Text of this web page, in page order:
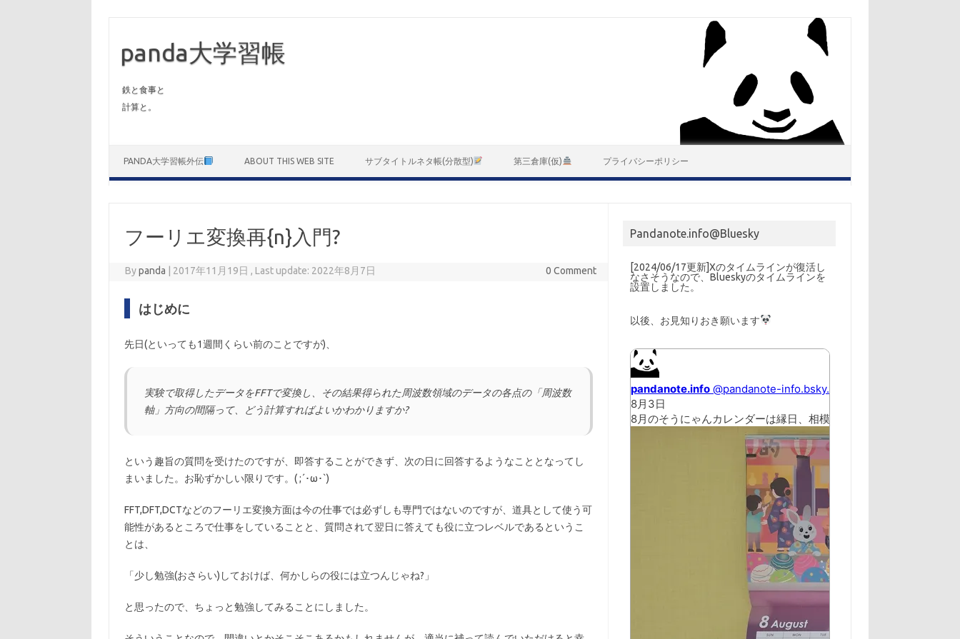
panda大学習帳
鉄と食事と
計算と。
PANDA大学習帳外伝 ABOUT THIS WEB SITE サブタイトルネタ帳(分散型) 第三倉庫(仮) プライバシーポリシー
フーリエ変換再{n}入門?
Bypanda 2017年11月19日 , Last update: 2022年8月7日 0 Comment
はじめに
先日(といっても1週間くらい前のことですが)、
実験で取得したデータをFFTで変換し、その結果得られた周波数領域のデータの各点の「周波数
軸」方向の間隔って、どう計算すればよいかわかりますか?
という趣旨の質問を受けたのですが、即答することができず、次の日に回答するようなこととなってし
まいました。お恥ずかしい限りです。( ;´･ω･`)
FFT,DFT,DCTなどのフーリエ変換方面は今の仕事では必ずしも専門ではないのですが、道具として使う可
能性があるところで仕事をしていることと、質問されて翌日に答えても役に立つレベルであるというこ
とは、
「少し勉強(おさらい)しておけば、何かしらの役には立つんじゃね?」
と思ったので、ちょっと勉強してみることにしました。
Pandanote.info@Bluesky
[2024/06/17更新]Xのタイムラインが復活し
なさそうなので、Blueskyのタイムラインを
設置しました。
以後、お見知りおき願います